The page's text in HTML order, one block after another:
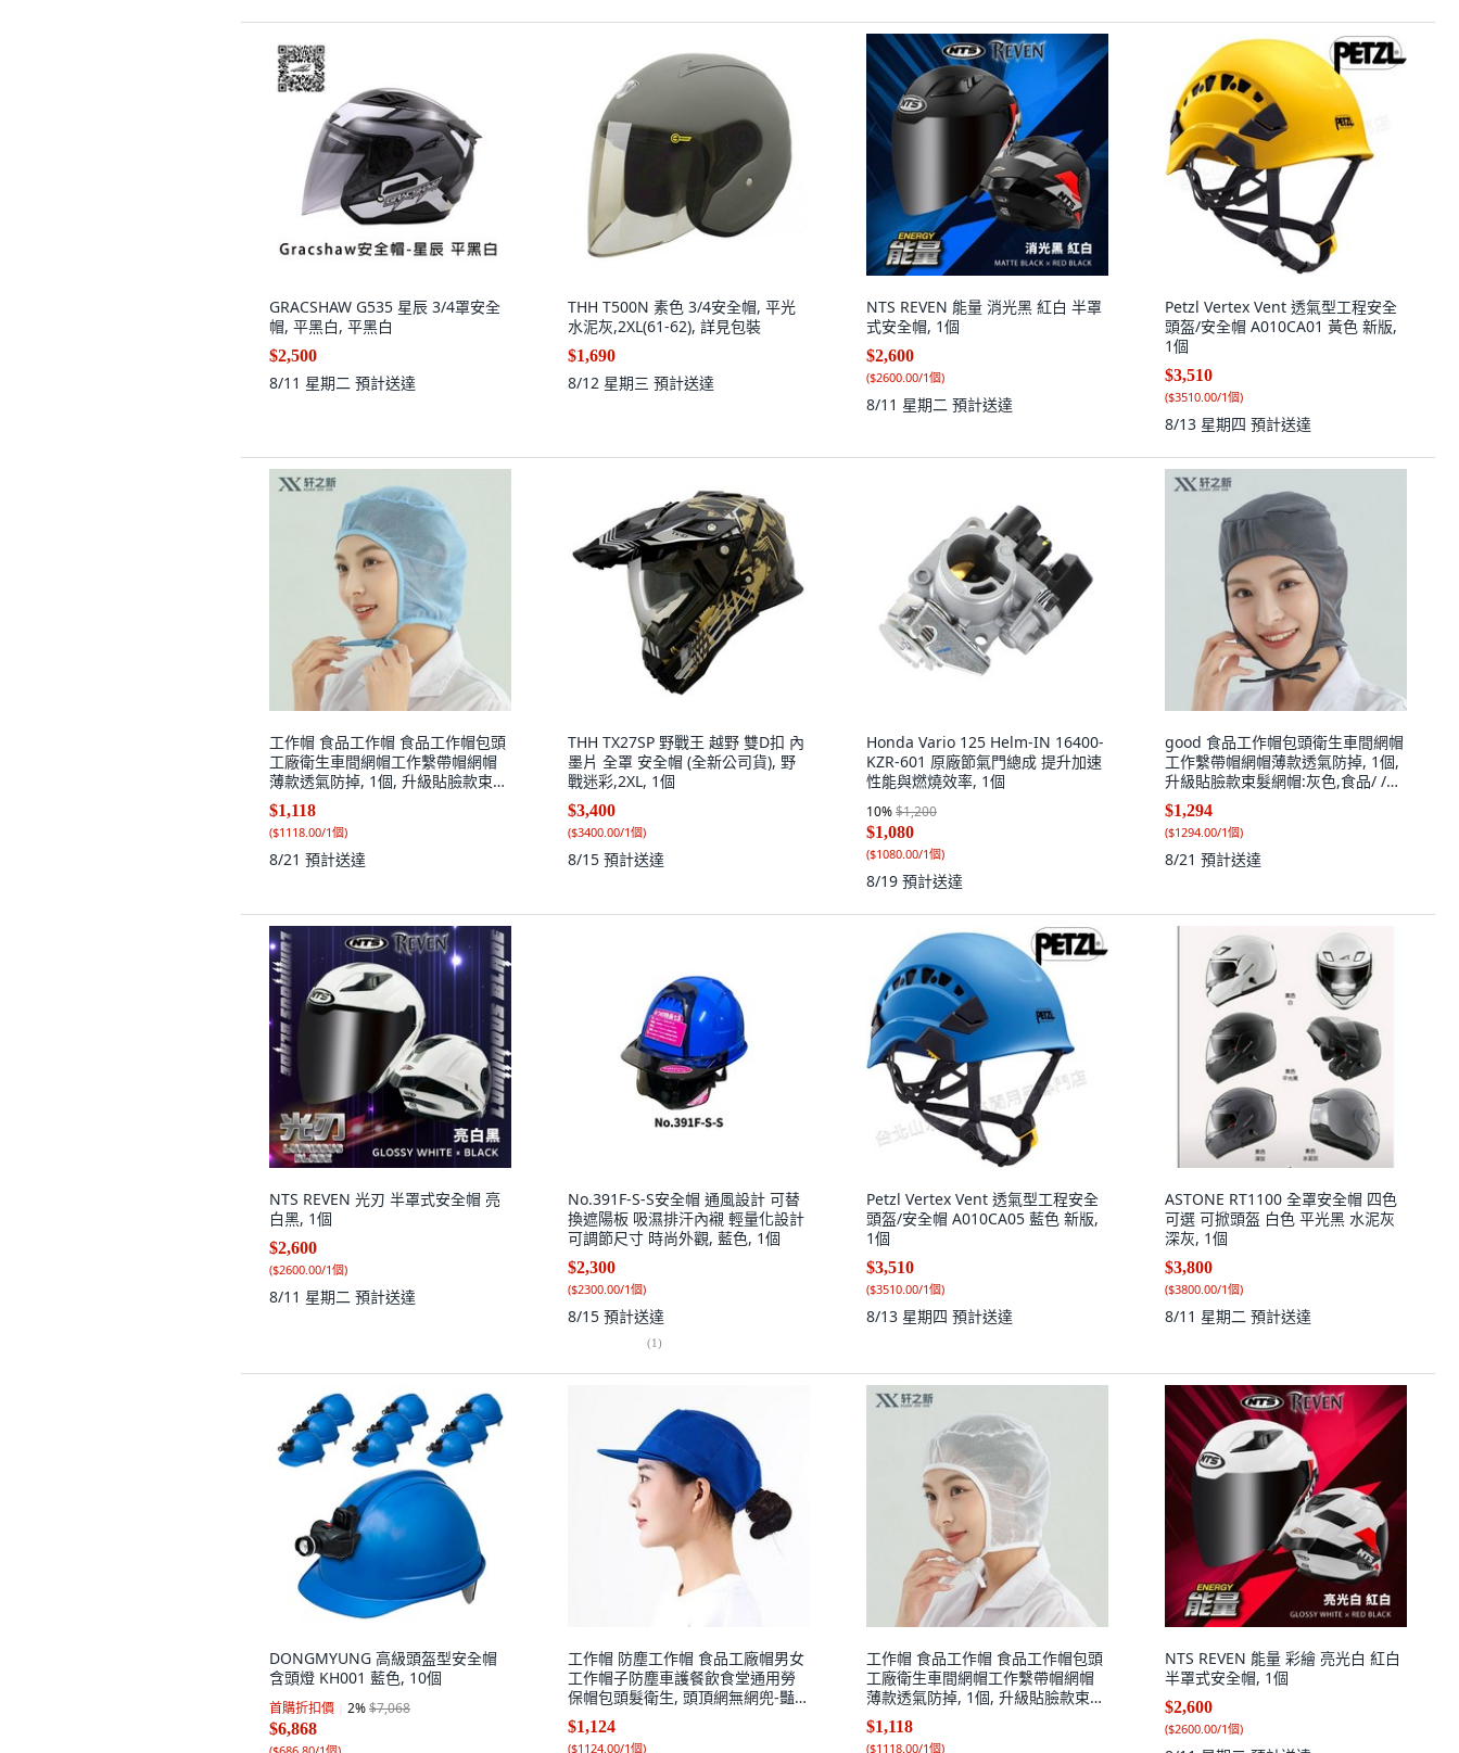
GRACSHAW G535 星辰 3/4罩安全
帽, 平黑白, 平黑白
$2,500
8/11 星期二 預計送達
THH T500N 素色 3/4安全帽, 平光
水泥灰,2XL(61-62), 詳見包裝
$1,690
8/12 星期三 預計送達
NTS REVEN 能量 消光黑 紅白 半罩
式安全帽, 1個
$2,600
($2600.00/1個)
8/11 星期二 預計送達
Petzl Vertex Vent 透氣型工程安全
頭盔/安全帽 A010CA01 黃色 新版,
1個
$3,510
($3510.00/1個)
8/13 星期四 預計送達
工作帽 食品工作帽 食品工作帽包頭
工廠衛生車間網帽工作繫帶帽網帽
薄款透氣防掉, 1個, 升級貼臉款束髮
網帽:淺藍,食品/工廠/車間專用 20
只, 淺藍
$1,118
($1118.00/1個)
8/21 預計送達
THH TX27SP 野戰王 越野 雙D扣 內
墨片 全罩 安全帽 (全新公司貨), 野
戰迷彩,2XL, 1個
$3,400
($3400.00/1個)
8/15 預計送達
Honda Vario 125 Helm-IN 16400-
KZR-601 原廠節氣門總成 提升加速
性能與燃燒效率, 1個
10%$1,200
$1,080
($1080.00/1個)
8/19 預計送達
good 食品工作帽包頭衛生車間網帽
工作繫帶帽網帽薄款透氣防掉, 1個,
升級貼臉款束髮網帽:灰色,食品/ /車
間專用 20只, 灰色
$1,294
($1294.00/1個)
8/21 預計送達
NTS REVEN 光刃 半罩式安全帽 亮
白黑, 1個
$2,600
($2600.00/1個)
8/11 星期二 預計送達
No.391F-S-S安全帽 通風設計 可替
換遮陽板 吸濕排汗內襯 輕量化設計
可調節尺寸 時尚外觀, 藍色, 1個
$2,300
($2300.00/1個)
8/15 預計送達
(1)
Petzl Vertex Vent 透氣型工程安全
頭盔/安全帽 A010CA05 藍色 新版,
1個
$3,510
($3510.00/1個)
8/13 星期四 預計送達
ASTONE RT1100 全罩安全帽 四色
可選 可掀頭盔 白色 平光黑 水泥灰
深灰, 1個
$3,800
($3800.00/1個)
8/11 星期二 預計送達
DONGMYUNG 高級頭盔型安全帽
含頭燈 KH001 藍色, 10個
首購折扣價 2%$7,068
$6,868
工作帽 防塵工作帽 食品工廠帽男女
工作帽子防塵車護餐飲食堂通用勞
保帽包頭髮衛生, 頭頂網無網兜-豔
蘭,拍一單發10個, 1個
$1,124
($1124.00/1個)
工作帽 食品工作帽 食品工作帽包頭
工廠衛生車間網帽工作繫帶帽網帽
薄款透氣防掉, 1個, 升級貼臉款束髮
網帽:白色,食品/工廠/車間專用 20只
$1,118
($1118.00/1個)
NTS REVEN 能量 彩繪 亮光白 紅白
半罩式安全帽, 1個
$2,600
($2600.00/1個)